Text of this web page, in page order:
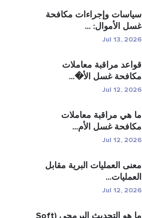
سياسات وإجراءات مكافحة
غسل الأموال: ...
Jul 13, 2026
قواعد مراقبة معاملات
مكافحة غسل الأ�...
Jul 12, 2026
ما هي مراقبة معاملات
مكافحة غسل الأم...
Jul 12, 2026
معنى العمليات البرية مقابل
العمليات...
Jul 12, 2026
ما هو التحديث البرمجي (Soft